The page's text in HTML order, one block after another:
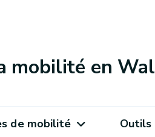
mobilité en
de mobilité Outils